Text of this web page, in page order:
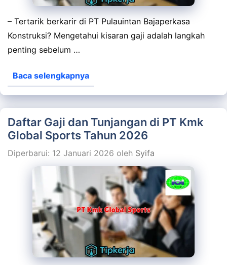
– Tertarik berkarir di PT Pulauintan Bajaperkasa
Konstruksi? Mengetahui kisaran gaji adalah langkah
penting sebelum …
Baca selengkapnya
Daftar Gaji dan Tunjangan di PT Kmk
Global Sports Tahun 2026
Diperbarui: 12 Januari 2026 oleh Syifa